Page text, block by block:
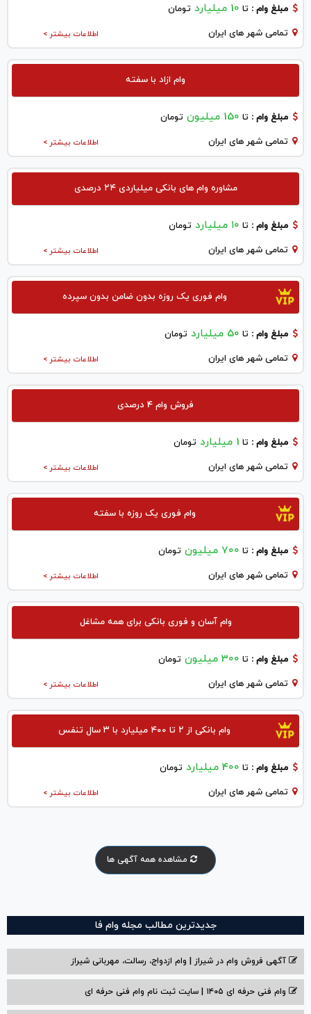
مبلغ وام : تا 10 میلیارد تومان
اطلاعات بیشتر > تمامی شهر های ایران
وام ازاد با سفته
مبلغ وام : تا 150 میلیون تومان
اطلاعات بیشتر > تمامی شهر های ایران
مشاوره وام های بانکی میلیاردی ۲۴ درصدی
مبلغ وام : تا ۱۰ میلیارد تومان
اطلاعات بیشتر > تمامی شهر های ایران
وام فوری یک روزه بدون ضامن بدون سپرده
مبلغ وام : تا 50 میلیارد تومان
اطلاعات بیشتر > تمامی شهر های ایران
فروش وام 4 درصدی
مبلغ وام : تا 1 میلیارد تومان
اطلاعات بیشتر > تمامی شهر های ایران
وام فوری یک روزه با سفته
مبلغ وام : تا 700 میلیون تومان
اطلاعات بیشتر > تمامی شهر های ایران
وام آسان و فوری بانکی برای همه مشاغل
مبلغ وام : تا 300 میلیون تومان
اطلاعات بیشتر > تمامی شهر های ایران
وام بانکی از ۲ تا ۴۰۰ میلیارد با ۳ سال تنفس
مبلغ وام : تا 400 میلیارد تومان
اطلاعات بیشتر > تمامی شهر های ایران
مشاهده همه آگهی ها
جدیدترین مطالب مجله وام فا
آگهی فروش وام در شیراز | وام ازدواج، رسالت، مهربانی شیراز
وام فنی حرفه ای ۱۴۰۵ | سایت ثبت نام وام فنی حرفه ای